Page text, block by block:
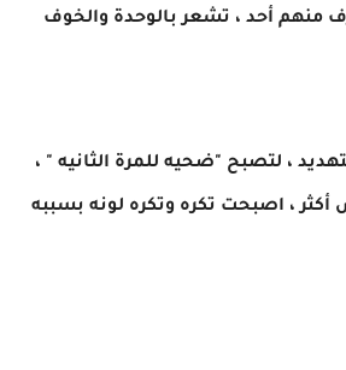
منهم أحد ، تشعر بالوحدة والخوف
، لتصبح "ضحيه للمرة الثانيه " ،
، اصبحت تكره وتكره لونه بسببه